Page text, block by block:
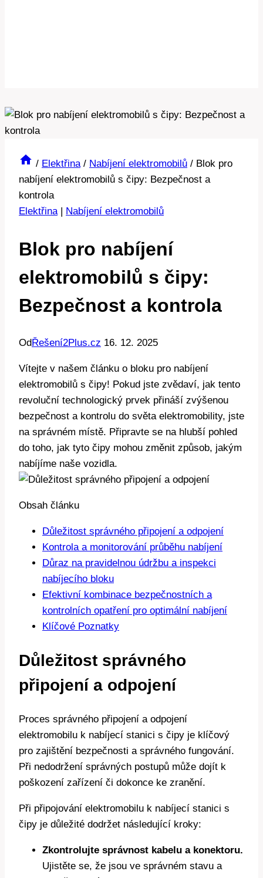
/ Elektřina / Nabíjení elektromobilů / Blok pro
nabíjení elektromobilů s čipy: Bezpečnost a
kontrola
Elektřina| Nabíjení elektromobilů
Blok pro nabíjení
elektromobilů s čipy:
Bezpečnost a kontrola
Od Řešení2Plus.cz 16. 12. 2025
Vítejte v našem článku o bloku pro nabíjení
elektromobilů s čipy! Pokud jste zvědaví, jak tento
revoluční technologický prvek přináší zvýšenou
bezpečnost a kontrolu do světa elektromobility, jste
na správném místě. Připravte se na hlubší pohled
do toho, jak tyto čipy mohou změnit způsob, jakým
nabíjíme naše vozidla.
Obsah článku
Důležitost správného připojení a odpojení
Kontrola a monitorování průběhu nabíjení
Důraz na pravidelnou údržbu a inspekci
nabíjecího bloku
Efektivní kombinace bezpečnostních a
kontrolních opatření pro optimální nabíjení
Klíčové Poznatky
Důležitost správného
připojení a odpojení
Proces správného připojení a odpojení
elektromobilu k nabíjecí stanici s čipy je klíčový
pro zajištění bezpečnosti a správného fungování.
Při nedodržení správných postupů může dojít k
poškození zařízení či dokonce ke zranění.
Při připojování elektromobilu k nabíjecí stanici s
čipy je důležité dodržet následující kroky:
Zkontrolujte správnost kabelu a konektoru.
Ujistěte se, že jsou ve správném stavu a